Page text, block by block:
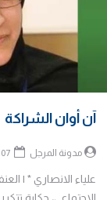
آن أوان الشراكة
مدونة المرجل 07 يونيو 2020
علياء الانصاري * |